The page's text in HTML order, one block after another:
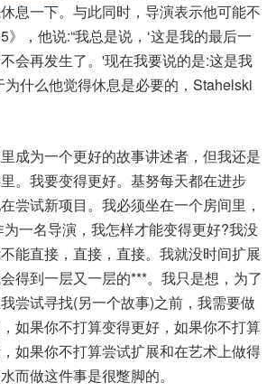
息一下。与此同时，导演表示他可能不
，他说:“我总是说，‘这是我的最后一
会再发生了。'现在我要说的是:这是我
为什么他觉得休息是必要的，Stahelski
成为一个更好的故事讲述者，但我还是
。我要变得更好。基努每天都在进步
试新项目。我必须坐在一个房间里，
为一名导演，我怎样才能变得更好?我没
能直接，直接，直接。我就没时间扩展
得到一层又一层的***。我只是想，为了
尝试寻找(另一个故事)之前，我需要做
如果你不打算变得更好，如果你不打算
如果你不打算尝试扩展和在艺术上做得
而做这件事是很蹩脚的。